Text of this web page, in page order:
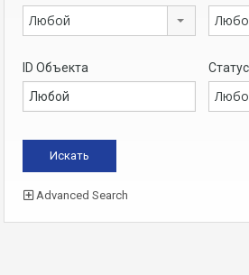
Любой
ID Объекта
Advanced Search